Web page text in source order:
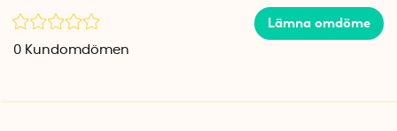
Spetsbredd: 1 mm
Lämna omdöme
0 Kundomdömen